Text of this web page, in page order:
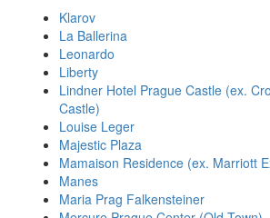
Klarov
La Ballerina
Leonardo
Liberty
Lindner Hotel Prague Castle (ex.
Castle)
Louise Leger
Majestic Plaza
Mamaison Residence (ex. Marriott
Manes
Maria Prag Falkensteiner